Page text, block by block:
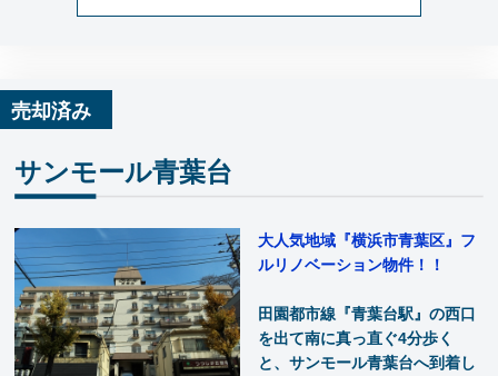
売却済み
サンモール青葉台
大人気地域『横浜市青葉区』フ
ルリノベーション物件！！
田園都市線『青葉台駅』の西口
を出て南に真っ直ぐ4分歩く
と、サンモール青葉台へ到着し